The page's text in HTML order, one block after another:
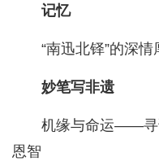
记忆
“南迅北铎”的深
妙笔写非遗
机缘与命运——寻
恩智